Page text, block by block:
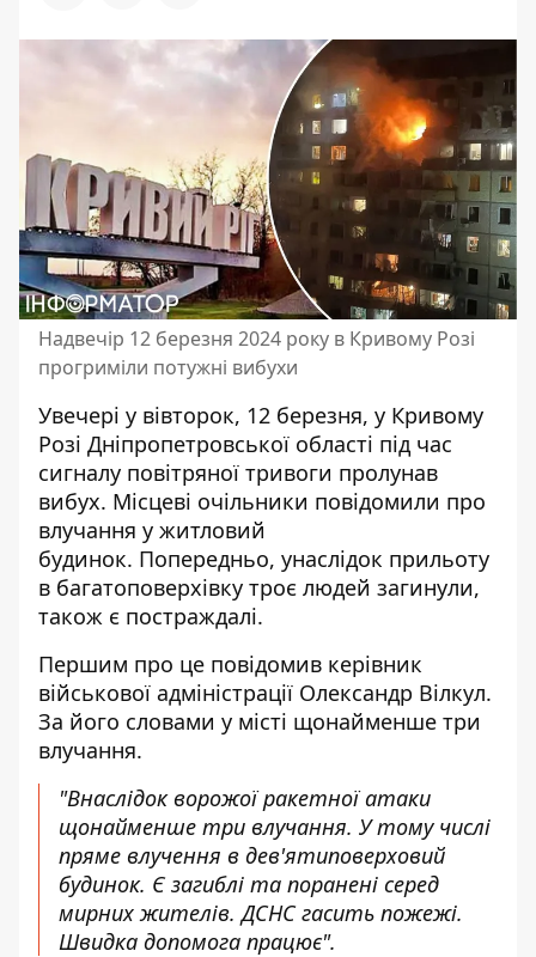
Надвечір 12 березня 2024 року в Кривому Розі
прогриміли потужні вибухи
Увечері у вівторок, 12 березня, у Кривому
Розі Дніпропетровської області під час
сигналу повітряної тривоги пролунав
вибух. Місцеві очільники повідомили про
влучання у житловий
будинок. Попередньо, унаслідок прильоту
в багатоповерхівку троє людей загинули,
також є постраждалі.
Першим про це повідомив керівник
військової адміністрації Олександр Вілкул.
За його словами у місті щонайменше три
влучання.
"Внаслідок ворожої ракетної атаки
щонайменше три влучання. У тому числі
пряме влучення в дев'ятиповерховий
будинок. Є загиблі та поранені серед
мирних жителів. ДСНС гасить пожежі.
Швидка допомога працює".